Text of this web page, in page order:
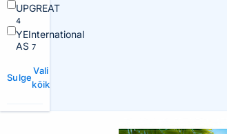
UPGREAT
4
YEInternational
AS 7
Sulge
Vali
kõik